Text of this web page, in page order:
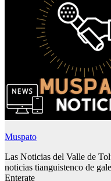
Muspato
Las Noticias del Valle de
noticias tianguistenco de
Enterate